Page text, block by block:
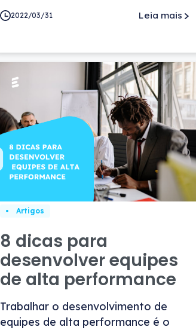
2022/03/31 Leia mais
Artigos
8 dicas para
desenvolver equipes
de alta performance
Trabalhar o desenvolvimento de
equipes de alta performance é o